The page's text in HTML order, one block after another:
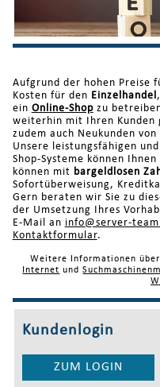
Aufgrund der hohen Preise
Kosten für den Einzelhandel
ein Online-Shopzu
weiterhin mit Ihren Kunden
zudem auch Neukunden
Unsere leistungsfähigen
Shop-Systeme können
können mit bargeldlosen
Sofortüberweisung,
Gern beraten wir Sie zu
der Umsetzung Ihres
E-Mail an info@server-
Kontaktformular.
Weitere Informationen über
Internet und
Kundenlogin
ZUM LOGIN